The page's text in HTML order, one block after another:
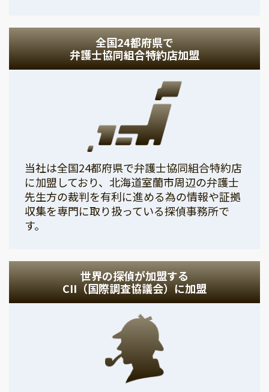
全国24都府県で
弁護士協同組合特約店加盟
当社は全国24都府県で弁護士協同組合特約店
に加盟しており、北海道室蘭市周辺の弁護士
先生方の裁判を有利に進める為の情報や証拠
収集を専門に取り扱っている探偵事務所で
す。
世界の探偵が加盟する
CII（国際調査協議会）に加盟